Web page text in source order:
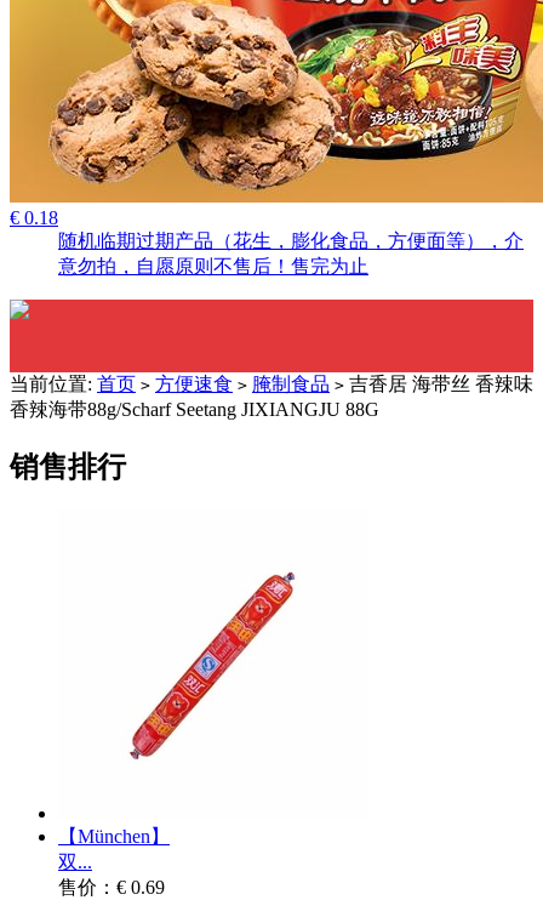
€ 0.18
随机临期过期产品（花生，膨化食品，方便面等），介
意勿拍，自愿原则不售后！售完为止
当前位置: 首页 > 方便速食 > 腌制食品 > 吉香居 海带丝 香辣味
香辣海带88g/Scharf Seetang JIXIANGJU 88G
销售排行
【München】
双...
售价：€ 0.69